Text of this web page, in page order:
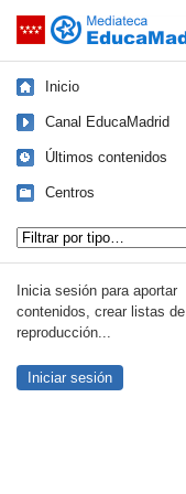
Saltar navegación
Inicio
Canal EducaMadrid
Últimos contenidos
Centros
Inicia sesión para aportar
contenidos, crear listas de
reproducción...
Iniciar sesión